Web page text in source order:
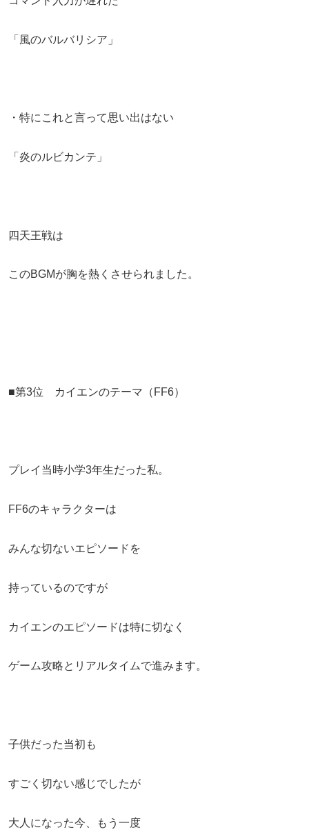
「風のバルバリシア」
・特にこれと言って思い出はない
「炎のルビカンテ」
四天王戦は
このBGMが胸を熱くさせられました。
■第3位 カイエンのテーマ（FF6）
プレイ当時小学3年生だった私。
FF6のキャラクターは
みんな切ないエピソードを
持っているのですが
カイエンのエピソードは特に切なく
ゲーム攻略とリアルタイムで進みます。
子供だった当初も
すごく切ない感じでしたが
大人になった今、もう一度